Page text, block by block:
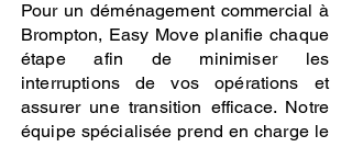
Pour un déménagement commercial à
Brompton, Easy Move planifie chaque
étape afin de minimiser les
interruptions de vos opérations et
assurer une transition efficace. Notre
équipe spécialisée prend en charge le